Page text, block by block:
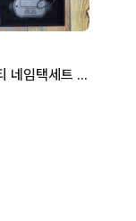
pxg 아이덴티티 네임택세트 카네정품